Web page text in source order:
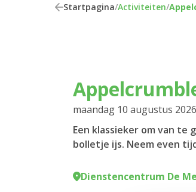
Startpagina/Activiteiten/
maandag 10 augustus 2026
Een klassieker om van te
bolletje ijs. Neem even
Dienstencentrum De